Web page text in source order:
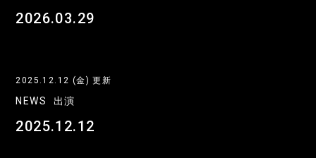
2026.03.29
2025.12.12 (金) 更新
NEWS 出演
2025.12.12